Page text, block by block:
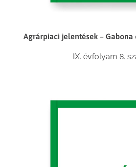
Agrárpiaci jelentések – Gabona
IX. évfolyam 8.